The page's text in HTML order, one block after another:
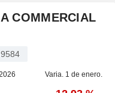
COMMERCIAL
Varia. 1 de enero.